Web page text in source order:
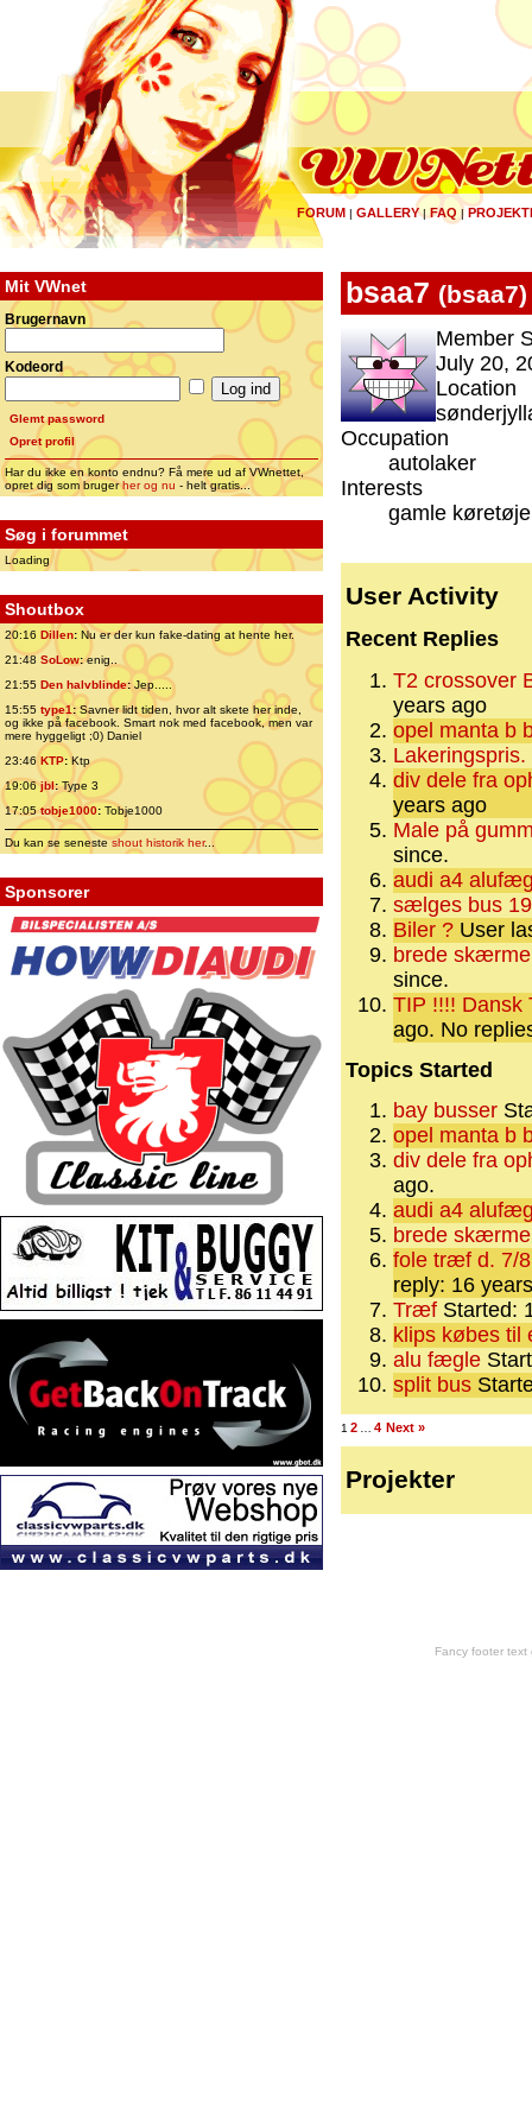
FORUM | GALLERY|FAQ |
Mit VWnet
Brugernavn
Kodeord
Glemt password
Opret profil
Har du ikke en konto endnu? Få mere ud af VWnettet,
opret dig som brugerher og nu - helt gratis...
Søg i forummet
Loading
Shoutbox
20:16 Dillen: Nu er der kun fake-dating at hente her.
21:48 SoLow:enig..
21:55 Den halvblinde:Jep.....
15:55 type1:Savner lidt tiden, hvor alt skete her inde,
og ikke på facebook. Smart nok med facebook, men var
mere hyggeligt ;0) Daniel
23:46 KTP:Ktp
19:06jbl:Type 3
17:05tobje1000: Tobje1000
Du kan se senesteshout historik her...
Sponsorer
bsaa7 (bsaa7)
Member
July 20,
Location
Occupation
autolaker
Interests
gamle
User Activity
Recent Replies
T2 crossover
years ago
opel manta b
Lakeringspris.
div dele fra
years ago
Male på
since.
audi a4
sælges bus
Biler ? User
brede
since.
TIP !!!! Dansk
ago. No
Topics Started
bay busser
opel manta b
div dele fra
ago.
audi a4
brede
fole træf d. 7/
reply: 16
Træf Started:
klips købes til
alu fægle
split bus
1 2 4 Next »
Projekter
Fancy footer